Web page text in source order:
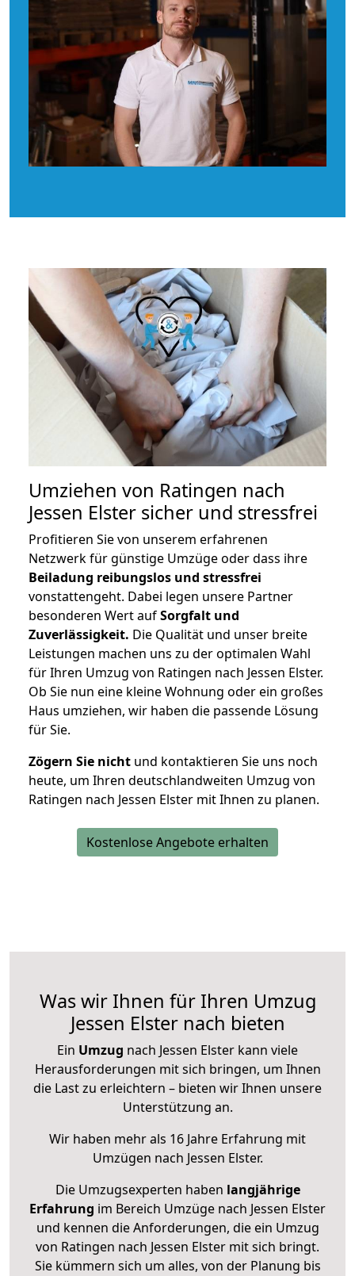
Umziehen von Ratingen nach
Jessen Elster sicher und stressfrei
Profitieren Sie von unserem erfahrenen
Netzwerk für günstige Umzüge oder dass ihre
Beiladung reibungslos und stressfrei
vonstattengeht. Dabei legen unsere Partner
besonderen Wert aufSorgfalt und
Zuverlässigkeit. Die Qualität und unser breite
Leistungen machen uns zu der optimalen Wahl
für Ihren Umzug von Ratingen nach Jessen Elster.
Ob Sie nun eine kleine Wohnung oder ein großes
Haus umziehen, wir haben die passende Lösung
für Sie.
Zögern Sie nicht und kontaktieren Sie uns noch
heute, um Ihren deutschlandweiten Umzug von
Ratingen nach Jessen Elster mit Ihnen zu planen.
Kostenlose Angebote erhalten
Was wir Ihnen für Ihren Umzug
Jessen Elster nach bieten
Ein Umzug nach Jessen Elster kann viele
Herausforderungen mit sich bringen, um Ihnen
die Last zu erleichtern – bieten wir Ihnen unsere
Unterstützung an.
Wir haben mehr als 16 Jahre Erfahrung mit
Umzügen nach Jessen Elster.
Die Umzugsexperten haben langjährige
Erfahrung im Bereich Umzüge nach Jessen Elster
und kennen die Anforderungen, die ein Umzug
von Ratingen nach Jessen Elster mit sich bringt.
Sie kümmern sich um alles, von der Planung bis